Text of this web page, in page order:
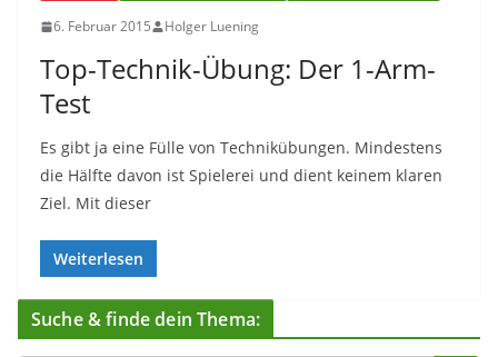
6. Februar 2015 Holger Luening
Top-Technik-Übung: Der 1-Arm-
Test
Es gibt ja eine Fülle von Technikübungen. Mindestens
die Hälfte davon ist Spielerei und dient keinem klaren
Ziel. Mit dieser
Weiterlesen
Suche & finde dein Thema: